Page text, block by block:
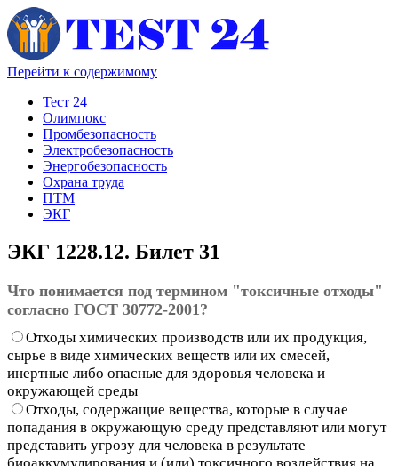
Перейти к содержимому
Тест 24
Олимпокс
Промбезопасность
Электробезопасность
Энергобезопасность
Охрана труда
ПТМ
ЭКГ
ЭКГ 1228.12. Билет 31
Что понимается под термином "токсичные отходы"
согласно ГОСТ 30772-2001?
Отходы химических производств или их продукция,
сырье в виде химических веществ или их смесей,
инертные либо опасные для здоровья человека и
окружающей среды
Отходы, содержащие вещества, которые в случае
попадания в окружающую среду представляют или могут
представить угрозу для человека в результате